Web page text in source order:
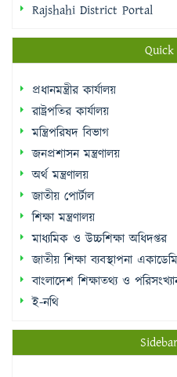
Rajshahi District Portal
প্রধানমন্ত্রীর কার্যালয়
রাষ্ট্রপতির কার্যালয়
মন্ত্রিপরিষদ বিভাগ
জনপ্রশাসন মন্ত্রণালয়
অর্থ মন্ত্রণালয়
জাতীয় পোর্টাল
শিক্ষা মন্ত্রণালয়
মাধ্যমিক ও উচ্চশিক্ষা অধিদপ্তর
জাতীয় শিক্ষা ব্যবস্থাপনা
বাংলাদেশ শিক্ষাতথ্য ও
ই-নথি